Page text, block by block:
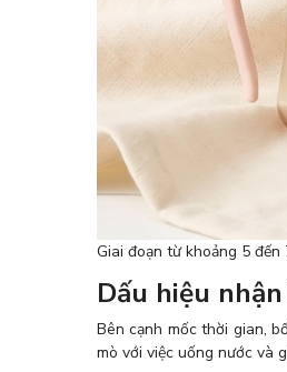
Giai đoạn từ khoảng 5
Dấu hiệu
Bên cạnh mốc thời gian,
mò với việc uống nước và